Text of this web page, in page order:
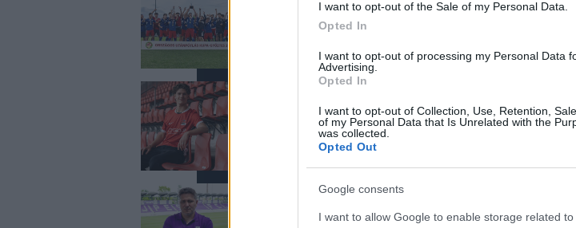
I want to opt-out of the Sale of my Personal Data.
Opted In
I want to opt-out of processing my Personal Data
Advertising.
Opted In
I want to opt-out of Collection, Use, Retention,
of my Personal Data that Is Unrelated with the
was collected.
Opted Out
Google consents
I want to allow Google to enable storage related
Kupát - videó
csatártehetség - hivatalos
négyen irányítják az utánpótlást